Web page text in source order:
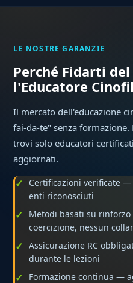
LE NOSTRE GARANZIE
Perché Fidarti
l'Educatore
Il mercato dell'educazione
fai-da-te" senza
trovi solo educatori
aggiornati.
Certificazioni verificate —
enti riconosciuti
Metodi basati su
coercizione, nessun
Assicurazione RC
durante le lezioni
Formazione continua —